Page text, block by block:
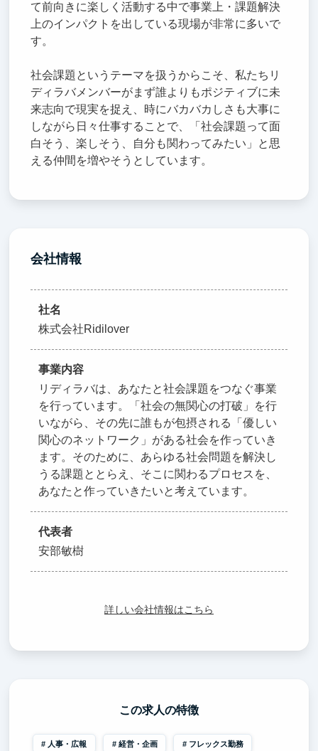
て前向きに楽しく活動する中で事業上・課題解決
上のインパクトを出している現場が非常に多いで
す。
社会課題というテーマを扱うからこそ、私たちリ
ディラバメンバーがまず誰よりもポジティブに未
来志向で現実を捉え、時にバカバカしさも大事に
しながら日々仕事することで、「社会課題って面
白そう、楽しそう、自分も関わってみたい」と思
える仲間を増やそうとしています。
会社情報
社名
株式会社Ridilover
事業内容
リディラバは、あなたと社会課題をつなぐ事業
を行っています。「社会の無関心の打破」を行
いながら、その先に誰もが包摂される「優しい
関心のネットワーク」がある社会を作っていき
ます。そのために、あらゆる社会問題を解決し
うる課題ととらえ、そこに関わるプロセスを、
あなたと作っていきたいと考えています。
代表者
安部敏樹
詳しい会社情報はこちら
この求人の特徴
人事・広報 経営・企画 フレックス勤務